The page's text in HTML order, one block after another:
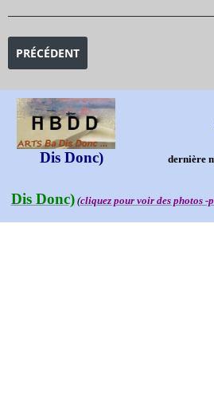
ARTICLE PRÉCÉDENT :
PRÉCÉDENT
Dis Donc) dernière
Dis Donc)(cliquez pour voir des photos